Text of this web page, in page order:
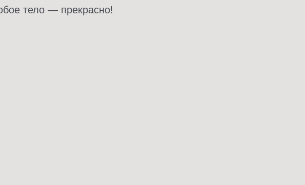
тело — прекрасно!